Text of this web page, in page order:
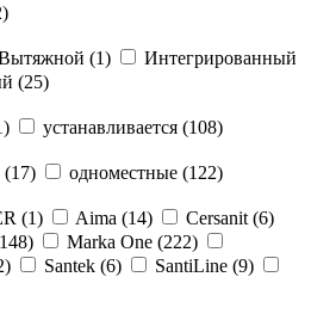
)
(1)
Интегрированный
(25)
) устанавливается (108)
(17) одноместные (122)
(1) Aima (14) Cersanit (6)
148) Marka One (222)
) Santek (6) SantiLine (9)